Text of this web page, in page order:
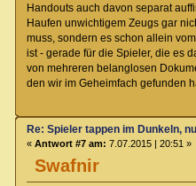
Handouts auch davon separat
Haufen unwichtigem Zeugs gar
muss, sondern es schon allein
ist - gerade für die Spieler, die es
von mehreren belanglosen
den wir im Geheimfach gefunden
Swafnir
Re: Spieler tappen im Dunkeln,
« Antwort #7 am: 7.07.2015 | 20:51 »